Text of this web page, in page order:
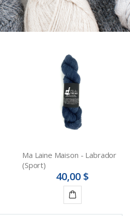
Ma Laine Maison - Labrador
(Sport)
40,00 $